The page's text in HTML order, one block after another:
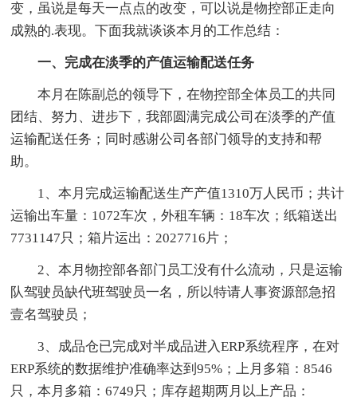
变，虽说是每天一点点的改变，可以说是物控部正走向
成熟的.表现。下面我就谈谈本月的工作总结：
一、完成在淡季的产值运输配送任务
本月在陈副总的领导下，在物控部全体员工的共同
团结、努力、进步下，我部圆满完成公司在淡季的产值
运输配送任务；同时感谢公司各部门领导的支持和帮
助。
1、本月完成运输配送生产产值1310万人民币；共计
运输出车量：1072车次，外租车辆：18车次；纸箱送出
7731147只；箱片运出：2027716片；
2、本月物控部各部门员工没有什么流动，只是运输
队驾驶员缺代班驾驶员一名，所以特请人事资源部急招
壹名驾驶员；
3、成品仓已完成对半成品进入ERP系统程序，在对
ERP系统的数据维护准确率达到95%；上月多箱：8546
只，本月多箱：6749只；库存超期两月以上产品：